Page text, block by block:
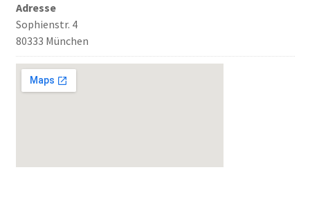
Adresse
Sophienstr. 4
80333 München